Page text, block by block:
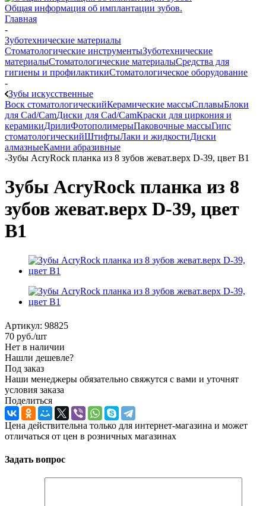
Общая информация об имплантации зубов.
Главная
-
Зуботехнические материалы
Стоматологические инструментыЗуботехнические
материалыСтоматологические материалыСредства для
гигиены и профилактикиСтоматологическое оборудование
-
Зубы искусственные
Воск стоматологическийКерамические массыСплавыБлоки
для Cad/CamДиски для Cad/CamКраски для циркония и
керамикиДрилиФотополимерыПаковочные массыГипс
стоматологическийШтифтыЛаки и жидкостиДиски
алмазныеКамни абразивные
-Зубы AcryRock планка из 8 зубов жеват.верх D-39, цвет B1
Зубы AcryRock планка из 8
зубов жеват.верх D-39, цвет
B1
Артикул: 98825
70 руб./шт
Нет в наличии
Нашли дешевле?
Под заказ
Наши менеджеры обязательно свяжутся с вами и уточнят
условия заказа
Поделиться
Цена действительна только для интернет-магазина и может
отличаться от цен в розничных магазинах
Задать вопрос